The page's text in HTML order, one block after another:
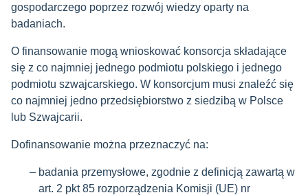
gospodarczego poprzez rozwój wiedzy oparty na
badaniach.
O finansowanie mogą wnioskować konsorcja składające
się z co najmniej jednego podmiotu polskiego i jednego
podmiotu szwajcarskiego. W konsorcjum musi znaleźć się
co najmniej jedno przedsiębiorstwo z siedzibą w Polsce
lub Szwajcarii.
Dofinansowanie można przeznaczyć na:
badania przemysłowe, zgodnie z definicją zawartą w
art. 2 pkt 85 rozporządzenia Komisji (UE) nr